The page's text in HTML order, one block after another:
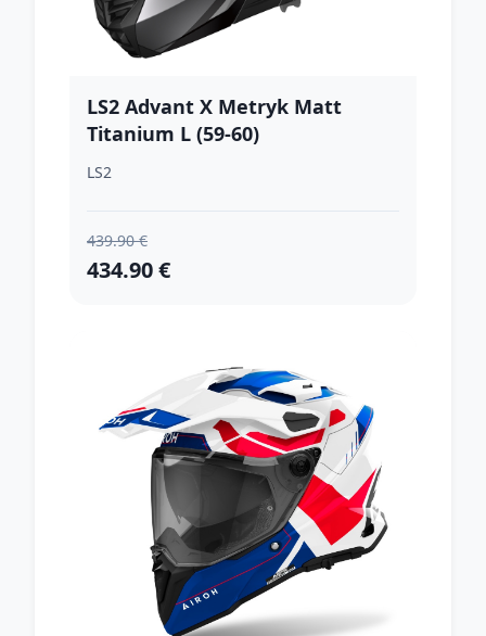
LS2 Advant X Metryk Matt
Titanium L (59-60)
LS2
439.90 €
434.90 €